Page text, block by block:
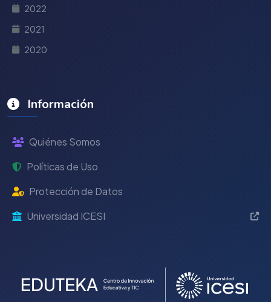
2022
2021
2020
Información
Quiénes Somos
Políticas de Uso
Protección de Datos
Universidad ICESI